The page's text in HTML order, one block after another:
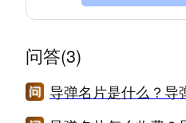
问答(3)
导弹名片是什么？导